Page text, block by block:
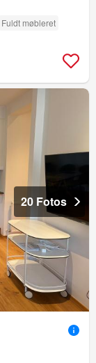
Fuldt møbleret
20 Fotos